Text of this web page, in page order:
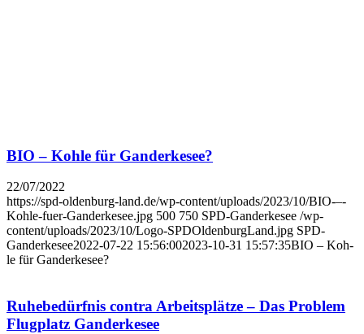
BIO – Koh­le für Gan­der­ke­see?
22/07/2022
https://spd-oldenburg-land.de/wp-content/uploads/2023/10/BIO-–-
Kohle-fuer-Ganderkesee.jpg 500 750 SPD-Ganderkesee /wp-
content/uploads/2023/10/Logo-SPDOldenburgLand.jpg SPD-
Ganderkesee2022-07-22 15:56:002023-10-31 15:57:35BIO – Koh­
le für Gan­der­ke­see?
Ruhe­be­dürf­nis con­tra Arbeits­plät­ze – Das Pro­blem
Flug­platz Gan­der­ke­see